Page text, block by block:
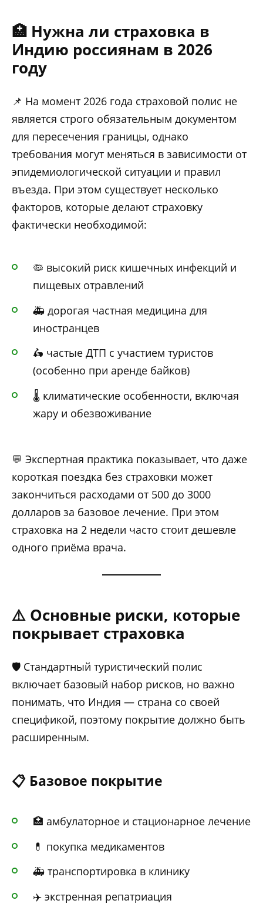
🏥 Нужна ли страховка в
Индию россиянам в 2026
году
📌 На момент 2026 года страховой полис не
является строго обязательным документом
для пересечения границы, однако
требования могут меняться в зависимости от
эпидемиологической ситуации и правил
въезда. При этом существует несколько
факторов, которые делают страховку
фактически необходимой:
🦠 высокий риск кишечных инфекций и
пищевых отравлений
🚑 дорогая частная медицина для
иностранцев
🛵 частые ДТП с участием туристов
(особенно при аренде байков)
🌡️ климатические особенности, включая
жару и обезвоживание
💬 Экспертная практика показывает, что даже
короткая поездка без страховки может
закончиться расходами от 500 до 3000
долларов за базовое лечение. При этом
страховка на 2 недели часто стоит дешевле
одного приёма врача.
⚠️ Основные риски, которые
покрывает страховка
🛡️ Стандартный туристический полис
включает базовый набор рисков, но важно
понимать, что Индия — страна со своей
спецификой, поэтому покрытие должно быть
расширенным.
📋 Базовое покрытие
🏥 амбулаторное и стационарное лечение
💊 покупка медикаментов
🚑 транспортировка в клинику
✈️ экстренная репатриация